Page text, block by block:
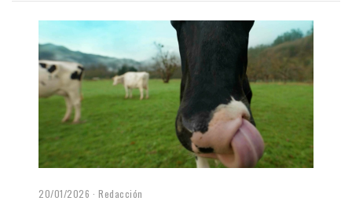
20/01/2026 Redacción